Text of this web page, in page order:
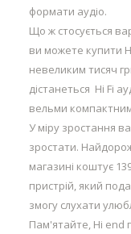
формати аудіо.
Що ж стосується
ви можете купити
невеликим тисяч
дістанеться Hi Fi
вельми
У міру зростання
зростати.
магазині коштує
пристрій, який
змогу слухати
Пам'ятайте, Hi end